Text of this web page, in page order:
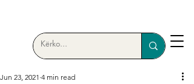
Jun 23, 2021 4 min read